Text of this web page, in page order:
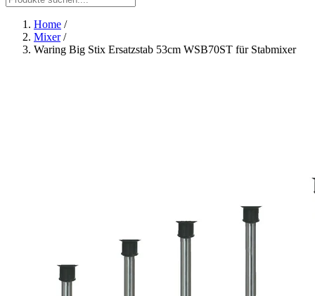
Home /
Mixer/
Waring Big Stix Ersatzstab 53cm WSB70ST für Stabmixer